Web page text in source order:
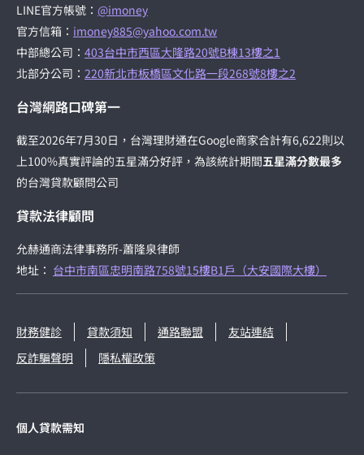
LINE官方帳號： @imoney
官方信箱： imoney885@yahoo.com.tw
中部總公司： 403台中市西區大隆路20號B棟13樓之1
北部分公司： 220新北市板橋區文化路一段268號8樓之2
台灣網路口碑第一
截至2026年7月30日，台灣理財通在Google商家合計有6,622則以
上100%真實評論的五星滿分好評，為該統計期間五星滿分數最多
的台灣貸款顧問公司
貸款法律顧問
允赫通商法律事務所-蕭隆泉律師
地址： 台中市南區忠明南路758號15樓B1戶（大安國際大樓）
財務健診 貸款須知 通路聯盟
友站連結
反詐騙聲明
隱私權政策
個人貸款需知